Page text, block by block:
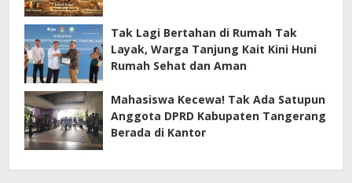
Tak Lagi Bertahan di Rumah Tak
Layak, Warga Tanjung Kait Kini Huni
Rumah Sehat dan Aman
Mahasiswa Kecewa! Tak Ada Satupun
Anggota DPRD Kabupaten Tangerang
Berada di Kantor